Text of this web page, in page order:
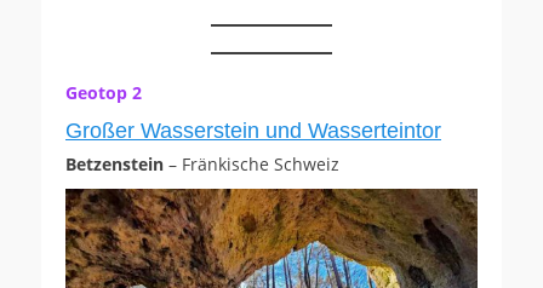
Geotop 2
Großer Wasserstein und Wasserteintor
Betzenstein – Fränkische Schweiz